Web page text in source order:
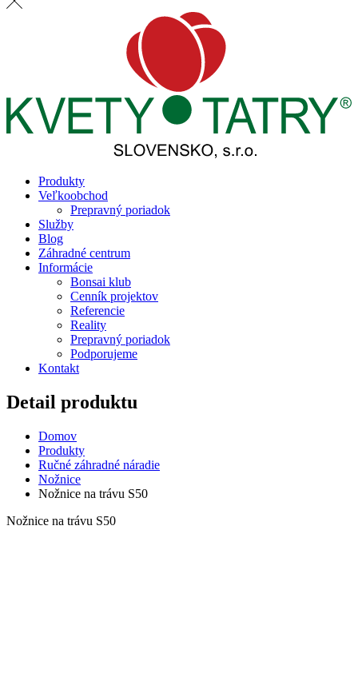
Produkty
Veľkoobchod
Prepravný poriadok
Služby
Blog
Záhradné centrum
Informácie
Bonsai klub
Cenník projektov
Referencie
Reality
Prepravný poriadok
Podporujeme
Kontakt
Detail produktu
Domov
Produkty
Ručné záhradné náradie
Nožnice
Nožnice na trávu S50
Nožnice na trávu S50